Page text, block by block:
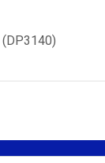
(DP3140)